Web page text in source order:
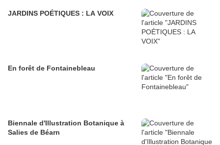
JARDINS POÉTIQUES : LA VOIX
En forêt de Fontainebleau
Biennale d'Illustration Botanique à
Salies de Béarn